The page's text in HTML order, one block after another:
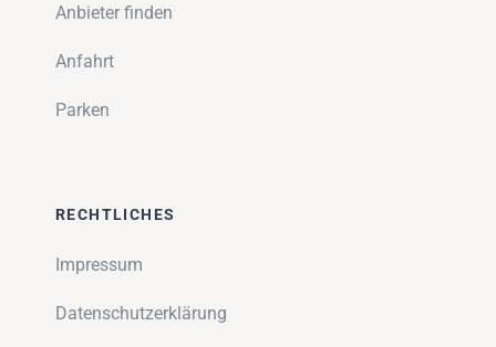
Anbieter finden
Anfahrt
Parken
RECHTLICHES
Impressum
Datenschutzerklärung